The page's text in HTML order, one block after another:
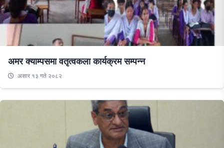
अमर क्याम्पसमा वतृत्वकला कार्यक्रम सम्पन्न
असार १३ गते २०८२